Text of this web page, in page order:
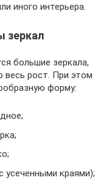
иного интерьера.
зеркал
большие зеркала,
рост. При этом
форму:
усеченными краями);